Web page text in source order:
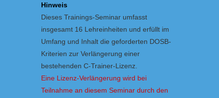
Hinweis
Dieses Trainings-Seminar umfasst
insgesamt 16 Lehreinheiten und erfüllt im
Umfang und Inhalt die geforderten DOSB-
Kriterien zur Verlängerung einer
bestehenden C-Trainer-Lizenz.
Eine Lizenz-Verlängerung wird bei
Teilnahme an diesem Seminar durch den